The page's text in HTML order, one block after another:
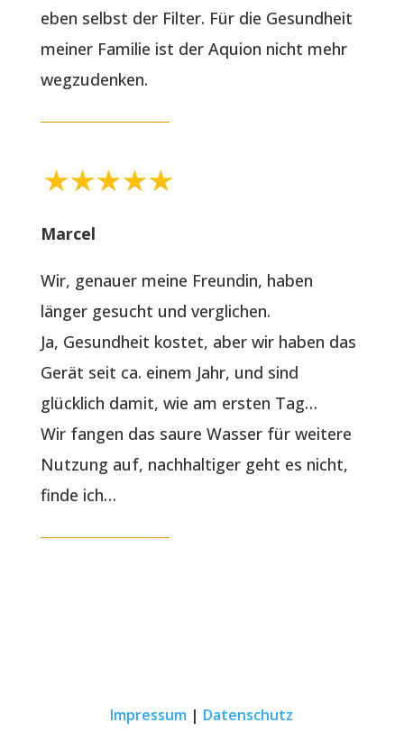
eben selbst der Filter. Für die Gesundheit
meiner Familie ist der Aquion nicht mehr
wegzudenken.
Marcel
Wir, genauer meine Freundin, haben
länger gesucht und verglichen.
Ja, Gesundheit kostet, aber wir haben das
Gerät seit ca. einem Jahr, und sind
glücklich damit, wie am ersten Tag…
Wir fangen das saure Wasser für weitere
Nutzung auf, nachhaltiger geht es nicht,
finde ich…
Impressum | Datenschutz